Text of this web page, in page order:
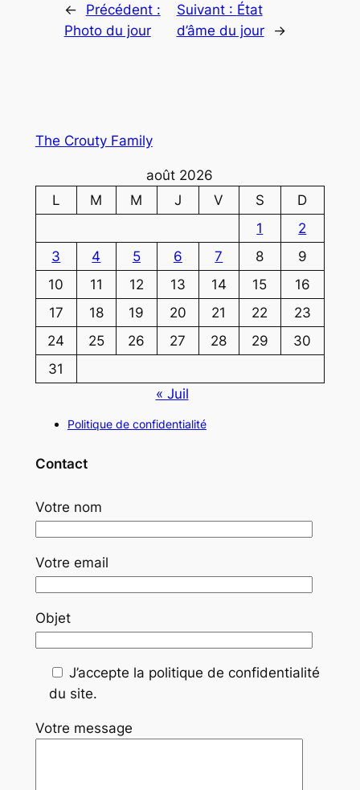
←
Précédent :
Photo du jour
Suivant : État
d’âme du jour
→
The Crouty Family
août 2026
L
M M J V S
D
1
2
3
4 5 6 7 8
9
10
11 12 13 14 15
16
17
18 19 20 21 22
23
24
25 26 27 28 29
30
31
« Juil
Politique de confidentialité
Contact
Votre nom
Votre email
Objet
J’accepte la politique de confidentialité
du site.
Votre message